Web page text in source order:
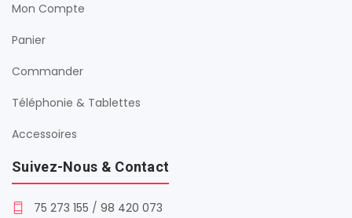
Mon Compte
Panier
Commander
Téléphonie & Tablettes
Accessoires
Suivez-Nous & Contact
75 273 155 / 98 420 073